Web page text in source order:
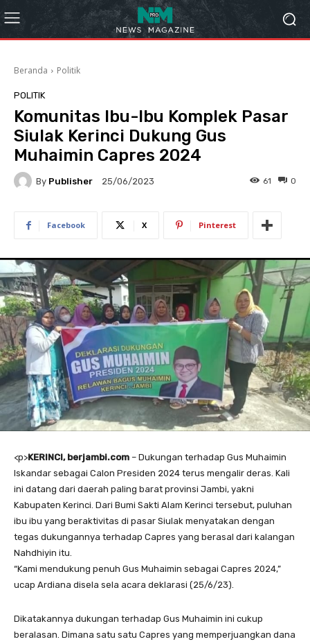
Beranda Politik
POLITIK
Komunitas Ibu-Ibu Komplek Pasar
Siulak Kerinci Dukung Gus
Muhaimin Capres 2024
By Publisher 25/06/2023 0
61
Facebook X Pinterest
<p>KERINCI, berjambi.com – Dukungan terhadap Gus Muhaimin
Iskandar sebagai Calon Presiden 2024 terus mengalir deras. Kali
ini datang dari daerah paling barat provinsi Jambi, yakni
Kabupaten Kerinci. Dari Bumi Sakti Alam Kerinci tersebut, puluhan
ibu ibu yang beraktivitas di pasar Siulak menyatakan dengan
tegas dukungannya terhadap Capres yang berasal dari kalangan
Nahdhiyin itu.
“Kami mendukung penuh Gus Muhaimin sebagai Capres 2024,”
ucap Ardiana disela sela acara deklarasi (25/6/23).
Dikatakannya dukungan terhadap Gus Muhaimin ini cukup
beralasan. Dimana satu satu Capres yang memperjuangkan dana